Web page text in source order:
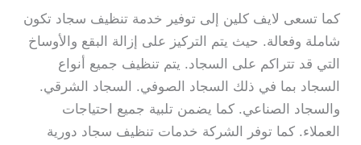
كما تسعى لايف كلين إلى توفير خدمة تنظيف سجاد تكون
شاملة وفعالة. حيث يتم التركيز على إزالة البقع والأوساخ
التي قد تتراكم على السجاد. يتم تنظيف جميع أنواع
السجاد بما في ذلك السجاد الصوفي. السجاد الشرقي.
والسجاد الصناعي. كما يضمن تلبية جميع احتياجات
العملاء. كما توفر الشركة خدمات تنظيف سجاد دورية